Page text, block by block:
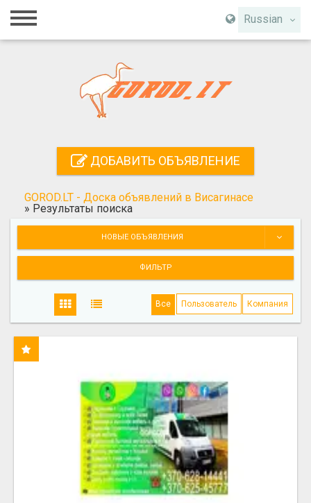
Russian
Главная
Регистрация
Поиск
ДОБАВИТЬ ОБЪЯВЛЕНИЕ
GOROD.LT - Доска объявлений в Висагинасе
» Результаты поиска
НОВЫЕ ОБЪЯВЛЕНИЯ
ФИЛЬТР
Все Пользователь Компания